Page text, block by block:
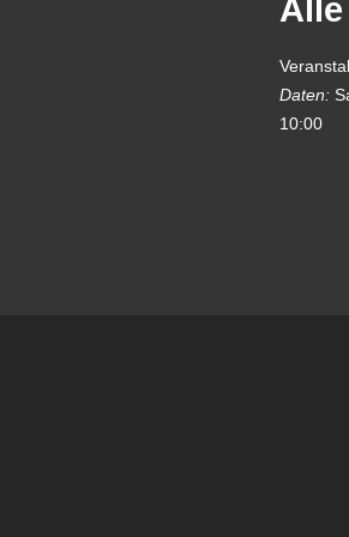
Daten:
10:00